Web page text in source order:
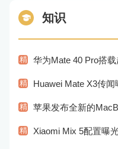
知识
精 华为Mate 40 Pro搭载超感
精 Huawei Mate X3传闻曝光
精 苹果发布全新的MacBook
精 Xiaomi Mix 5配置曝光